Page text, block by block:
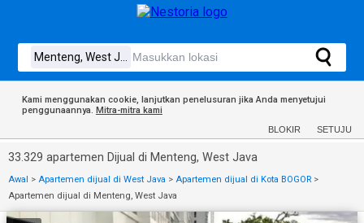
Kami menggunakan cookie, lanjutkan penelusuran jika Anda menyetujui
penggunaannya. Mitra-mitra kami
BLOKIR SETUJU
33.329 apartemen Dijual di Menteng, West Java
Awal > Apartemen dijual di West Java > Apartemen dijual di Kota BOGOR >
Apartemen dijual di Menteng, West Java